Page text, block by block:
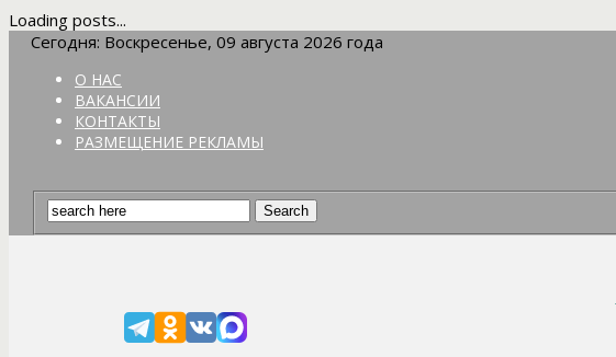
Loading posts...
Сегодня: Воскресенье, 09 августа 2026 года
О НАС
ВАКАНСИИ
КОНТАКТЫ
РАЗМЕЩЕНИЕ РЕКЛАМЫ